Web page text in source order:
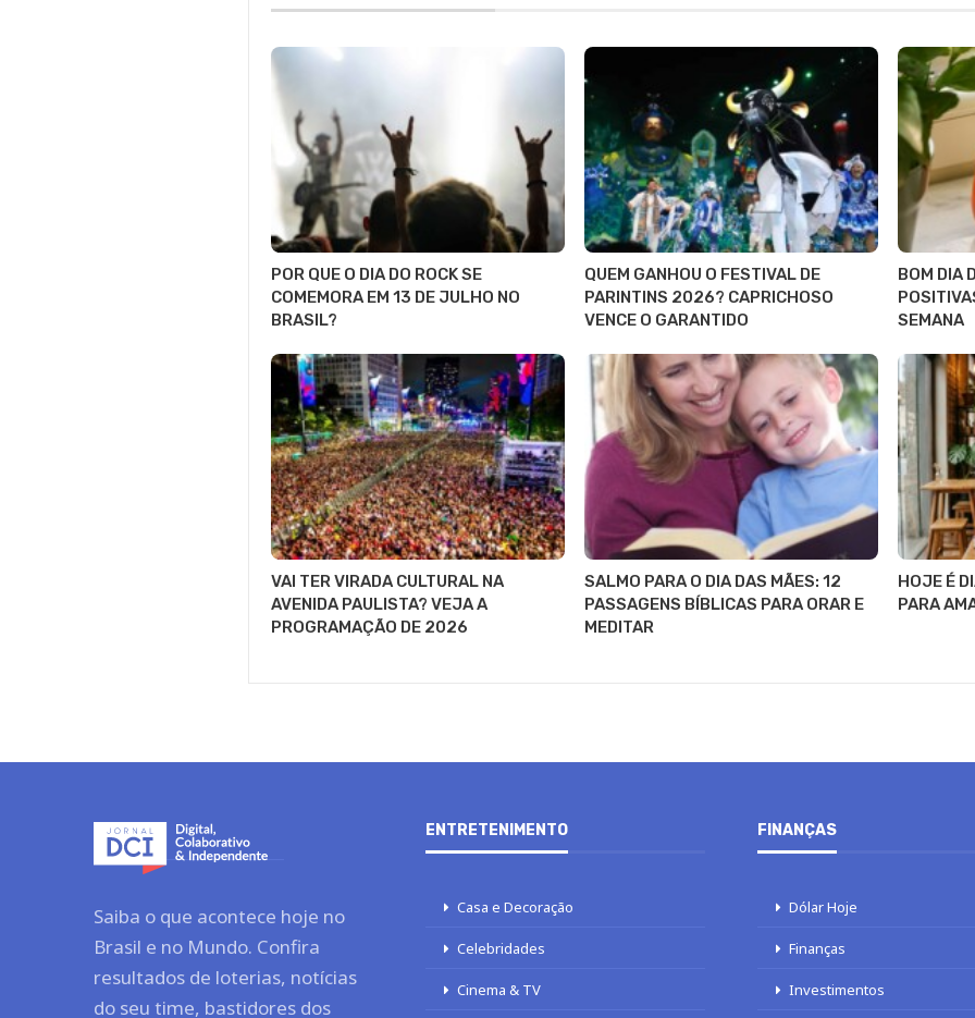
POR QUE O DIA DO ROCK SE
COMEMORA EM 13 DE JULHO NO
BRASIL?
QUEM GANHOU O FESTIVAL DE
PARINTINS 2026? CAPRICHOSO
VENCE O GARANTIDO
BOM DIA
SEMANA
VAI TER VIRADA CULTURAL NA
AVENIDA PAULISTA? VEJA A
PROGRAMAÇÃO DE 2026
SALMO PARA O DIA DAS MÃES: 12
PASSAGENS BÍBLICAS PARA ORAR E
MEDITAR
HOJE É
PARA
Saiba o que acontece hoje no
Brasil e no Mundo. Confira
resultados de loterias, notícias
do seu time, bastidores dos
ENTRETENIMENTO
Casa e Decoração
Celebridades
Cinema & TV
FINANÇAS
Dólar Hoje
Finanças
Investimentos